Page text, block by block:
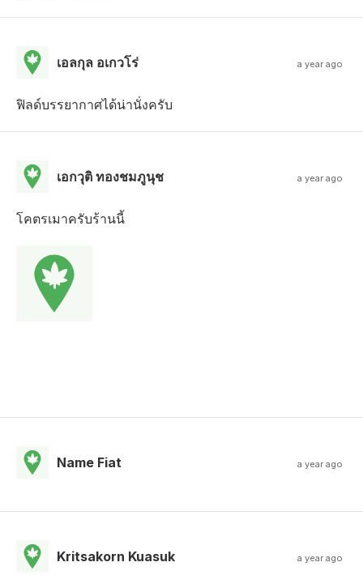
เอลกุล อเกวโร่ a year ago
ฟิลด์บรรยากาศได้น่านั่งครับ
เอกวุติ ทองชมภูนุช a year ago
โคตรเมาครับร้านนี้
Name Fiat a year ago
Kritsakorn Kuasuk a year ago